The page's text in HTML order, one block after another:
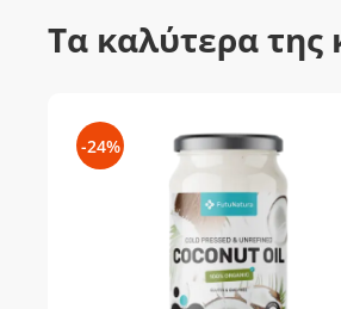
Τα καλύτερα της
-24%